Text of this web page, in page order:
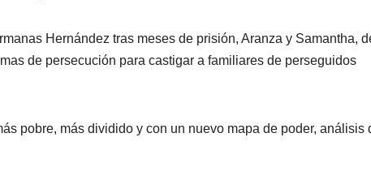
Hernández tras meses de prisión, Aranza y Samantha,
de persecución para castigar a familiares de perseguidos
pobre, más dividido y con un nuevo mapa de poder, análisis